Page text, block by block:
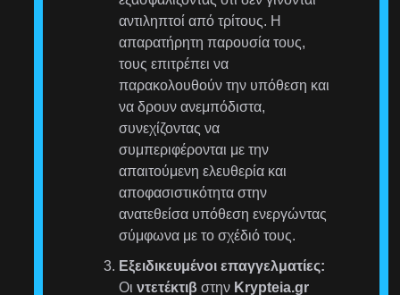
αντιληπτοί από τρίτους. Η
απαρατήρητη παρουσία τους,
τους επιτρέπει να
παρακολουθούν την υπόθεση και
να δρουν ανεμπόδιστα,
συνεχίζοντας να
συμπεριφέρονται με την
απαιτούμενη ελευθερία και
αποφασιστικότητα στην
ανατεθείσα υπόθεση ενεργώντας
σύμφωνα με το σχέδιό τους.
Εξειδικευμένοι επαγγελματίες:
Οιντετέκτιβ στην Krypteia.gr